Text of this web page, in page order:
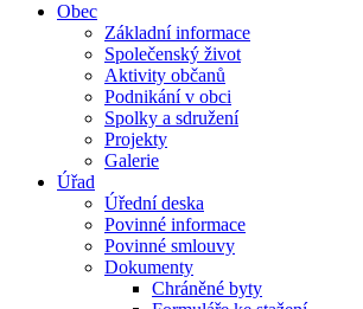
Obec
Základní informace
Společenský život
Aktivity občanů
Podnikání v obci
Spolky a sdružení
Projekty
Galerie
Úřad
Úřední deska
Povinné informace
Povinné smlouvy
Dokumenty
Chráněné byty